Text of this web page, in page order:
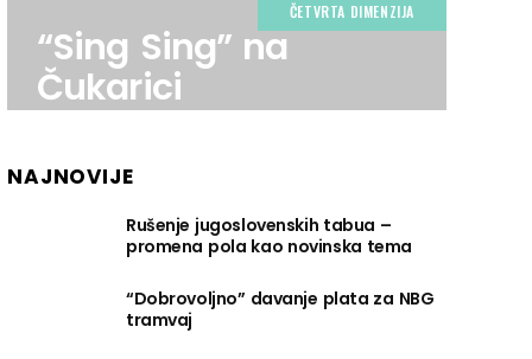
ČETVRTA DIMENZIJA
“Sing Sing” na
Čukarici
NAJNOVIJE
Rušenje jugoslovenskih tabua –
promena pola kao novinska tema
“Dobrovoljno” davanje plata za NBG
tramvaj